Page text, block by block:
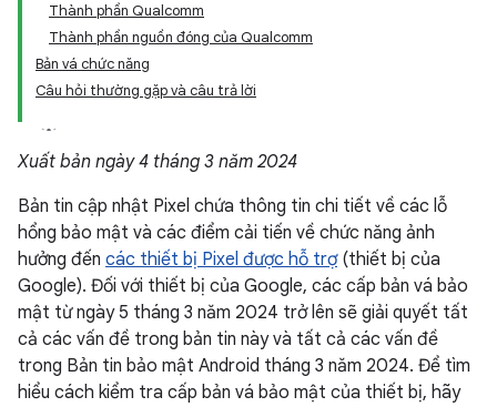
Thành phần Qualcomm
Thành phần nguồn đóng của Qualcomm
Bản vá chức năng
Câu hỏi thường gặp và câu trả lời
Xuất bản ngày 4 tháng 3 năm 2024
Bản tin cập nhật Pixel chứa thông tin chi tiết về các lỗ
hổng bảo mật và các điểm cải tiến về chức năng ảnh
hưởng đến các thiết bị Pixel được hỗ trợ(thiết bị của
Google). Đối với thiết bị của Google, các cấp bản vá bảo
mật từ ngày 5 tháng 3 năm 2024 trở lên sẽ giải quyết tất
cả các vấn đề trong bản tin này và tất cả các vấn đề
trong Bản tin bảo mật Android tháng 3 năm 2024. Để tìm
hiểu cách kiểm tra cấp bản vá bảo mật của thiết bị, hãy